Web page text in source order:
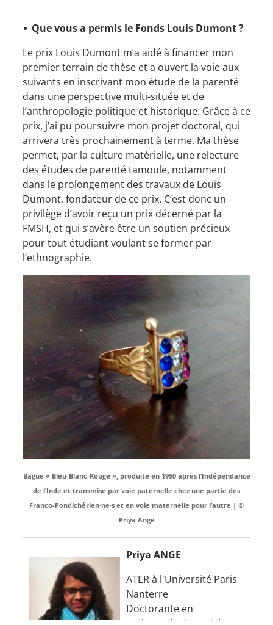
Que vous a permis le Fonds Louis Dumont ?
Le prix Louis Dumont m’a aidé à financer mon
premier terrain de thèse et a ouvert la voie aux
suivants en inscrivant mon étude de la parenté
dans une perspective multi-située et de
l’anthropologie politique et historique. Grâce à ce
prix, j’ai pu poursuivre mon projet doctoral, qui
arrivera très prochainement à terme. Ma thèse
permet, par la culture matérielle, une relecture
des études de parenté tamoule, notamment
dans le prolongement des travaux de Louis
Dumont, fondateur de ce prix. C’est donc un
privilège d’avoir reçu un prix décerné par la
FMSH, et qui s’avère être un soutien précieux
pour tout étudiant voulant se former par
l’ethnographie.
Bague « Bleu-Blanc-Rouge », produite en 1950 après l’Indépendance
de l’Inde et transmise par voie paternelle chez une partie des
Franco-Pondichérien·ne·s et en voie maternelle pour l’autre | ©
Priya Ange
Priya ANGE
ATER à l'Université Paris
Nanterre
Doctorante en